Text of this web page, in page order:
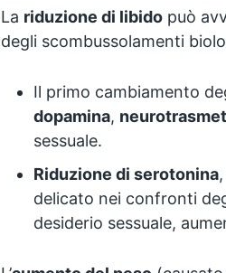
La riduzione di libidopuò
degli scombussolamenti
Il primo cambiamento
dopamina,
sessuale.
Riduzione di serotonina
delicato nei confronti
desiderio sessuale,